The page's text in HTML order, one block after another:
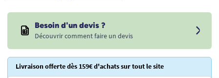
Besoin d'un devis ?
Découvrir comment faire un devis
Livraison offerte dès 159€ d'achats sur tout le site